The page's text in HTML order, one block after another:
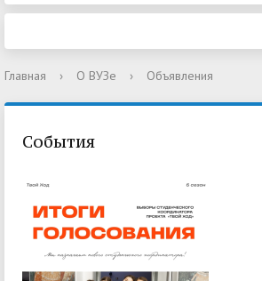
Главная › О ВУЗе › Объявления
События